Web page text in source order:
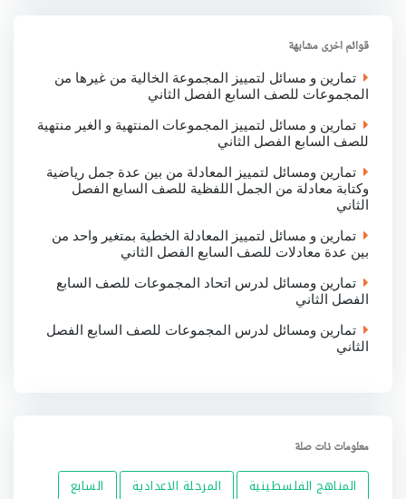
قوائم اخرى مشابهة
تمارين و مسائل لتمييز المجموعة الخالية من غيرها من
المجموعات للصف السابع الفصل الثاني
تمارين و مسائل لتمييز المجموعات المنتهية و الغير منتهية
للصف السابع الفصل الثاني
تمارين ومسائل لتمييز المعادلة من بين عدة جمل رياضية
وكتابة معادلة من الجمل اللفظية للصف السابع الفصل
الثاني
تمارين و مسائل لتمييز المعادلة الخطية بمتغير واحد من
بين عدة معادلات للصف السابع الفصل الثاني
تمارين ومسائل لدرس اتحاد المجموعات للصف السابع
الفصل الثاني
تمارين ومسائل لدرس المجموعات للصف السابع الفصل
الثاني
معلومات ذات صلة
المناهج الفلسطينية المرحلة الاعدادية
السابع